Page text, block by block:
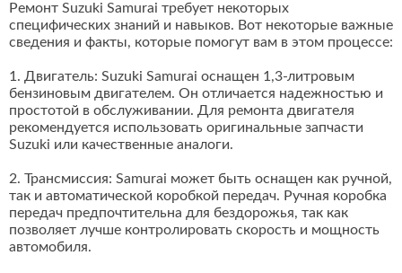
Ремонт Suzuki Samurai требует некоторых
специфических знаний и навыков. Вот некоторые важные
сведения и факты, которые помогут вам в этом процессе:
1. Двигатель: Suzuki Samurai оснащен 1,3-литровым
бензиновым двигателем. Он отличается надежностью и
простотой в обслуживании. Для ремонта двигателя
рекомендуется использовать оригинальные запчасти
Suzuki или качественные аналоги.
2. Трансмиссия: Samurai может быть оснащен как ручной,
так и автоматической коробкой передач. Ручная коробка
передач предпочтительна для бездорожья, так как
позволяет лучше контролировать скорость и мощность
автомобиля.